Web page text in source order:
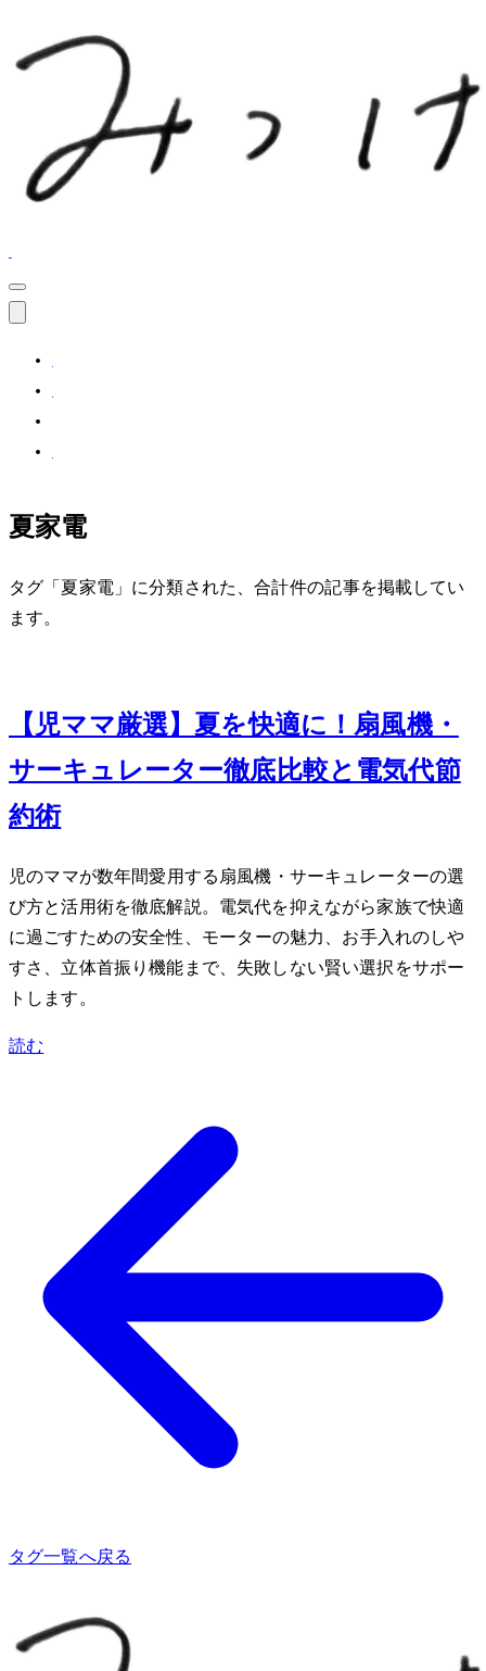
夏家電
タグ「夏家電」に分類された、合計 1 件の記事を掲載してい
ます。
【2児ママ厳選】夏を快適に！扇風機・
サーキュレーター徹底比較と電気代節
約術
2児のママが数年間愛用する扇風機・サーキュレーターの選
び方と活用術を徹底解説。電気代を抑えながら家族で快適
に過ごすための安全性、DCモーターの魅力、お手入れのしや
すさ、立体首振り機能まで、失敗しない賢い選択をサポー
トします。
読む
タグ一覧へ戻る